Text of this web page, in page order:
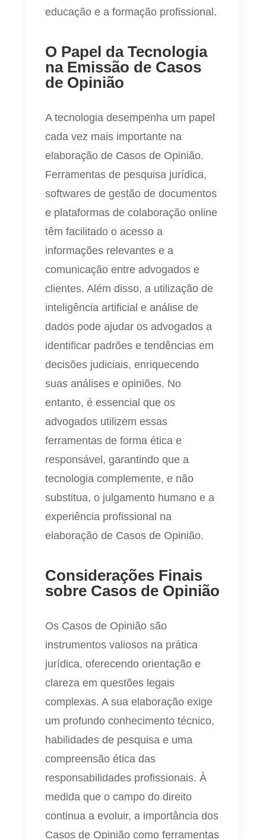
educação e a formação profissional.
O Papel da Tecnologia
na Emissão de Casos
de Opinião
A tecnologia desempenha um papel
cada vez mais importante na
elaboração de Casos de Opinião.
Ferramentas de pesquisa jurídica,
softwares de gestão de documentos
e plataformas de colaboração online
têm facilitado o acesso a
informações relevantes e a
comunicação entre advogados e
clientes. Além disso, a utilização de
inteligência artificial e análise de
dados pode ajudar os advogados a
identificar padrões e tendências em
decisões judiciais, enriquecendo
suas análises e opiniões. No
entanto, é essencial que os
advogados utilizem essas
ferramentas de forma ética e
responsável, garantindo que a
tecnologia complemente, e não
substitua, o julgamento humano e a
experiência profissional na
elaboração de Casos de Opinião.
Considerações Finais
sobre Casos de Opinião
Os Casos de Opinião são
instrumentos valiosos na prática
jurídica, oferecendo orientação e
clareza em questões legais
complexas. A sua elaboração exige
um profundo conhecimento técnico,
habilidades de pesquisa e uma
compreensão ética das
responsabilidades profissionais. À
medida que o campo do direito
continua a evoluir, a importância dos
Casos de Opinião como ferramentas